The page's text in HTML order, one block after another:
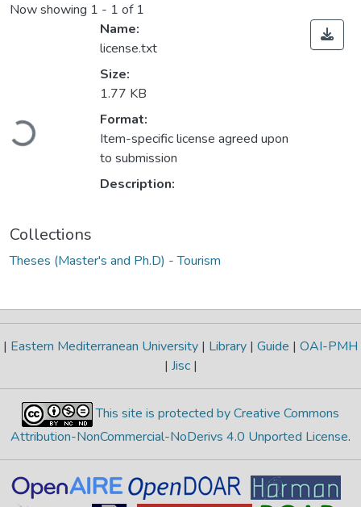
Now showing 1 - 1 of 1
Loading...
Name:
license.txt
Size:
1.77 KB
Format:
Item-specific license agreed upon
to submission
Description:
Collections
Theses (Master's and Ph.D) - Tourism
| Eastern Mediterranean University | Library | Guide | OAI-PMH
| Jisc |
This site is protected by Creative Commons
Attribution-NonCommercial-NoDerivs 4.0 Unported License.